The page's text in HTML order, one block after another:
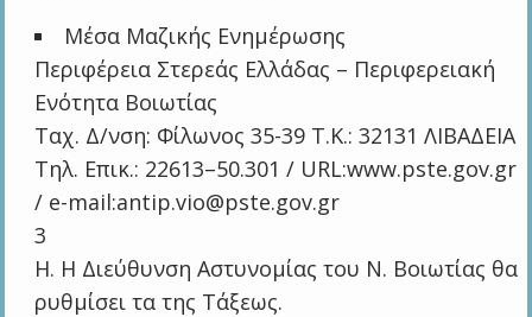
Μέσα Μαζικής Ενημέρωσης
Περιφέρεια Στερεάς Ελλάδας – Περιφερειακή
Ενότητα Βοιωτίας
Ταχ. Δ/νση: Φίλωνος 35-39 Τ.Κ.: 32131 ΛΙΒΑΔΕΙΑ
Τηλ. Επικ.: 22613–50.301 / URL:www.pste.gov.gr
/ e-mail:antip.vio@pste.gov.gr
3
Η. Η Διεύθυνση Αστυνομίας του Ν. Βοιωτίας θα
ρυθμίσει τα της Τάξεως.